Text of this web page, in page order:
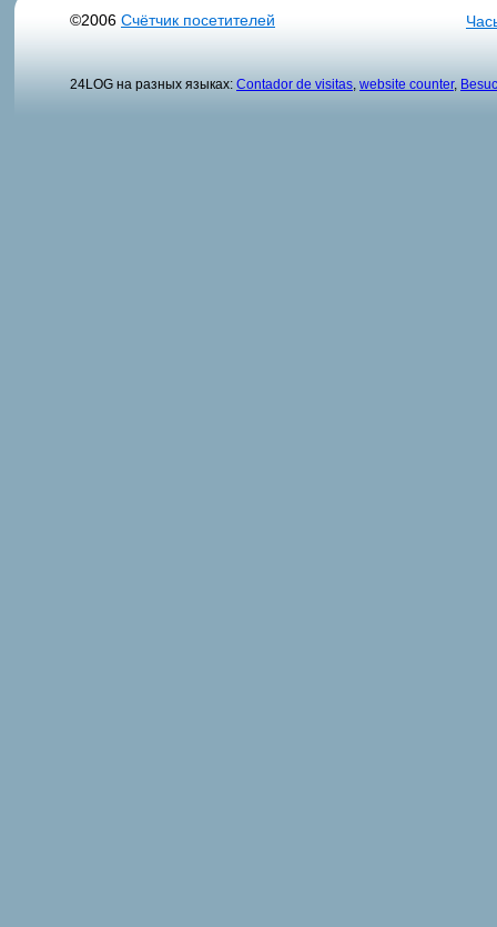
©2006 Счётчик посетителей
24LOG на разных языках: Contador de visitas website counter,